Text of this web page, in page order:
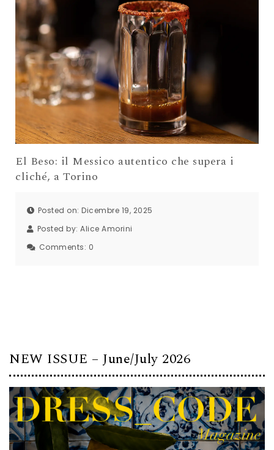
El Beso: il Messico autentico che supera i
cliché, a Torino
Posted on: Dicembre 19, 2025
Posted by: Alice Amorini
Comments: 0
NEW ISSUE – June/July 2026